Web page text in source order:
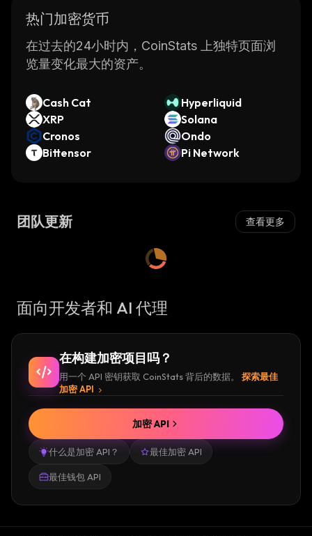
热门加密货币
在过去的24小时内，CoinStats 上独特页面浏
览量变化最大的资产。
Cash Cat
Hyperliquid
XRP
Solana
Cronos
Ondo
Bittensor
Pi Network
团队更新 查看更多
面向开发者和 AI 代理
在构建加密项目吗？
用一个 API 密钥获取 CoinStats 背后的数据。
探索最佳
加密 API
什么是加密 API？ 最佳加密 API
最佳钱包 API
加密 API